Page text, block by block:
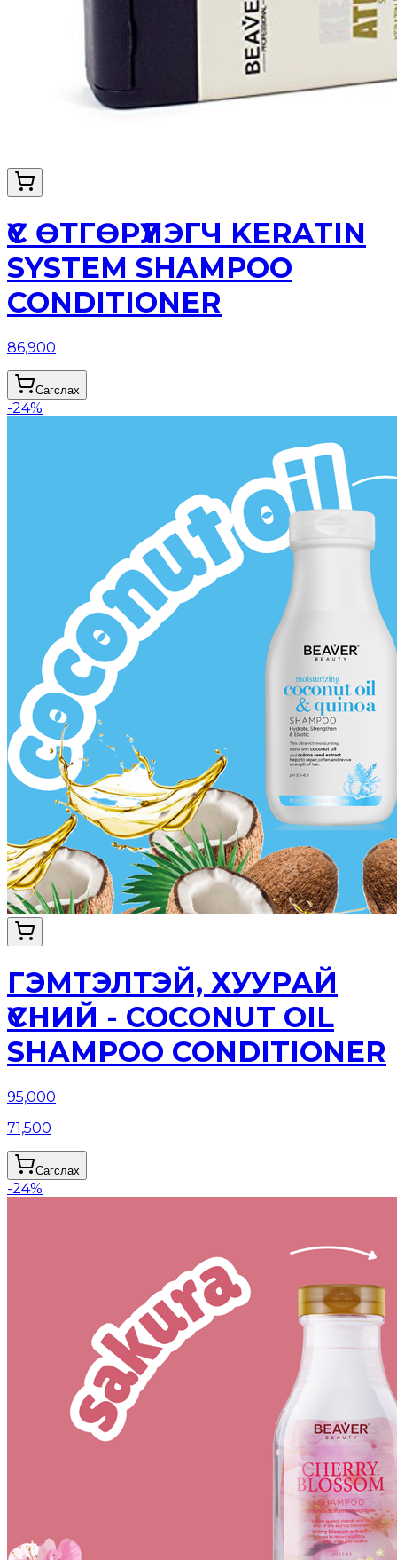
ҮС ӨТГӨРҮҮЛЭГЧ KERATIN
SYSTEM SHAMPOO
CONDITIONER
86,900
Сагслах
-24%
ГЭМТЭЛТЭЙ, ХУУРАЙ
ҮСНИЙ - COCONUT OIL
SHAMPOO CONDITIONER
95,000
71,500
Сагслах
-24%